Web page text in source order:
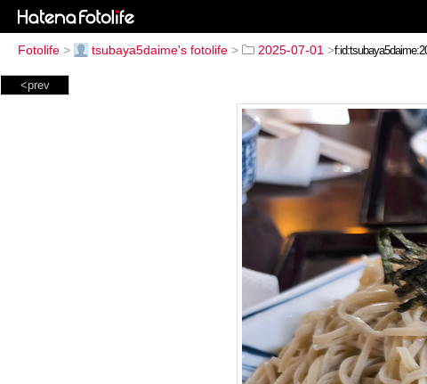
Fotolife > tsubaya5daime's fotolife > 2025-07-01 >
<prev